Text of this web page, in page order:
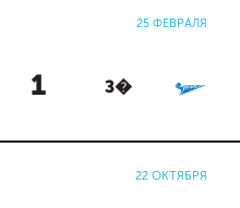
25 ФЕВРАЛЯ
1 З�
22 ОКТЯБРЯ